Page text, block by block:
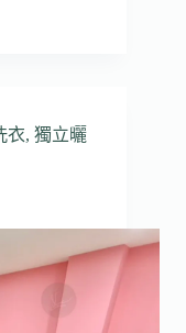
衣, 獨立曬